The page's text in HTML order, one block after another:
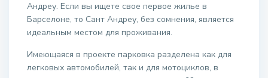
Андреу. Если вы ищете свое первое жилье в
Барселоне, то Сант Андреу, без сомнения, является
идеальным местом для проживания.
Имеющаяся в проекте парковка разделена как для
легковых автомобилей, так и для мотоциклов, в